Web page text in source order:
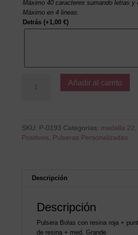
Máximo 40 caracteres sumando letras y
Máximo en 4 lineas.
Detrás (+1,00 €)
Añadir al carrito
SKU: P-0193 Categorías: medalla 22
Positivos
Pulseras Personalizadas
Descripción
Descripción
Pulsera Bolas con resina roja +
de resina + med. Grande